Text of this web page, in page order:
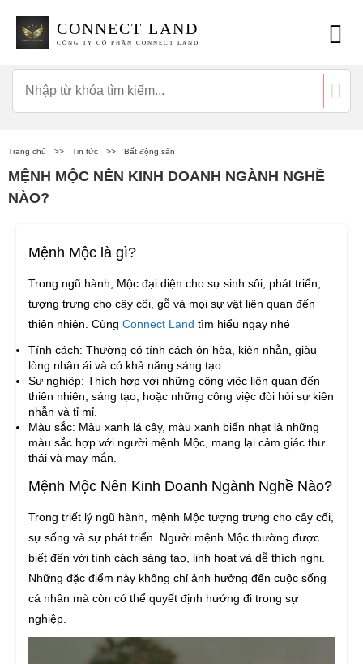
CONNECT LAND
CÔNG TY CỔ PHẦN CONNECT LAND
Trang chủ >> Tin tức >> Bất động sản
MỆNH MỘC NÊN KINH DOANH NGÀNH NGHỀ
NÀO?
Mệnh Mộc là gì?
Trong ngũ hành, Mộc đại diện cho sự sinh sôi, phát triển,
tượng trưng cho cây cối, gỗ và mọi sự vật liên quan đến
thiên nhiên. Cùng Connect Land tìm hiểu ngay nhé
Tính cách: Thường có tính cách ôn hòa, kiên nhẫn, giàu
lòng nhân ái và có khả năng sáng tạo.
Sự nghiệp: Thích hợp với những công việc liên quan đến
thiên nhiên, sáng tạo, hoặc những công việc đòi hỏi sự kiên
nhẫn và tỉ mỉ.
Màu sắc: Màu xanh lá cây, màu xanh biển nhạt là những
màu sắc hợp với người mệnh Mộc, mang lại cảm giác thư
thái và may mắn.
Mệnh Mộc Nên Kinh Doanh Ngành Nghề Nào?
Trong triết lý ngũ hành, mệnh Mộc tượng trưng cho cây cối,
sự sống và sự phát triển. Người mệnh Mộc thường được
biết đến với tính cách sáng tạo, linh hoạt và dễ thích nghi.
Những đặc điểm này không chỉ ảnh hưởng đến cuộc sống
cá nhân mà còn có thể quyết định hướng đi trong sự
nghiệp.